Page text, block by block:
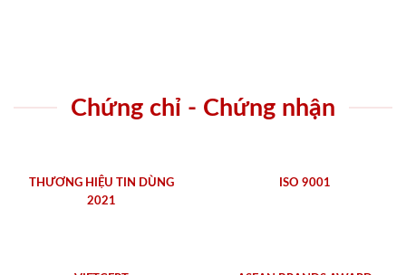
Chứng chỉ - Chứng nhận
THƯƠNG HIỆU TIN DÙNG
2021
ISO 9001